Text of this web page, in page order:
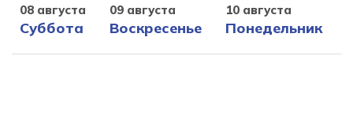
08 августа
Суббота
09 августа
Воскресенье
10 августа
Понедельник